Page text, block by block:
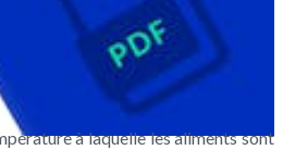
à laquelle les aliments sont